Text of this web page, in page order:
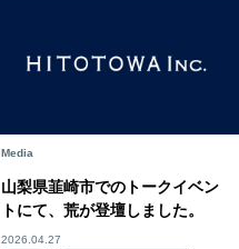
Media
山梨県韮崎市でのトークイベン
トにて、荒が登壇しました。
2026.04.27